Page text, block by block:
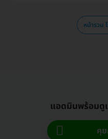
หน้ารวม
แอดมินพร้อมดู
คุ